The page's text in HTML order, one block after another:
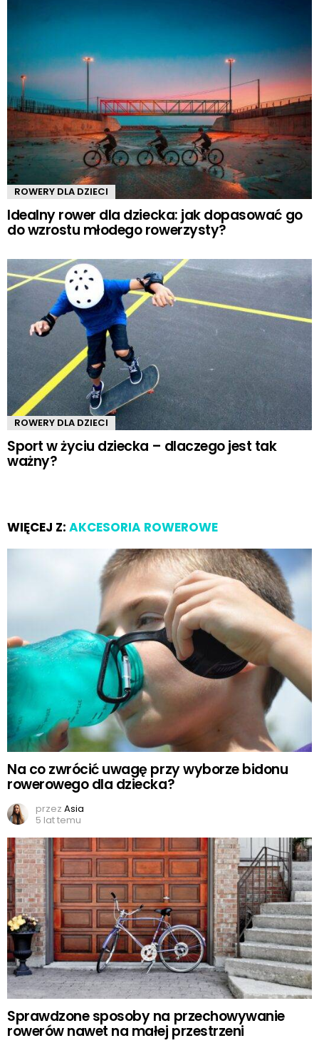
ROWERY DLA DZIECI
Idealny rower dla dziecka: jak dopasować go
do wzrostu młodego rowerzysty?
ROWERY DLA DZIECI
Sport w życiu dziecka – dlaczego jest tak
ważny?
WIĘCEJ Z: AKCESORIA ROWEROWE
Na co zwrócić uwagę przy wyborze bidonu
rowerowego dla dziecka?
przez Asia
5 lat temu
Sprawdzone sposoby na przechowywanie
rowerów nawet na małej przestrzeni